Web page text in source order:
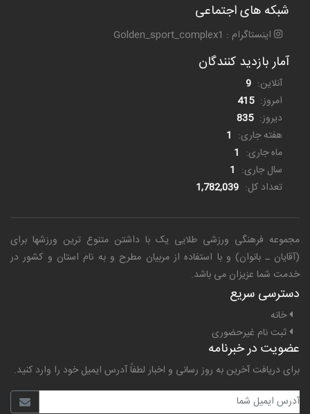
شبکه های اجتماعی
اینستاگرام : Golden_sport_complex1
آمار بازدید کنندگان
آنلاین: 9
امروز: 415
دیروز: 835
هفته جاری: 1
ماه جاری: 1
سال جاری: 1
تعداد کل: 1,782,039
مجموعه فرهنگی ورزشی طلایی یک با داشتن متنوع ترین ورزشها برای
(آقایان ـ بانوان) و با استفاده از مربیان مطرح و به نام استان و کشور در
خدمت شما عزیزان می باشد.
دسترسی سریع
خانه
ثبت نام غیرحضوری
عضویت در خبرنامه
برای دریافت آخرین به روز رسانی و اخبار لطفاً آدرس ایمیل خود را وارد کنید.